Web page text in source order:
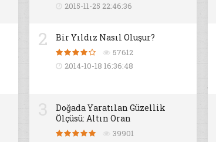
2015-11-25 22:46:36
2 Bir Yıldız Nasıl Oluşur?
57612
2014-10-18 16:36:48
Doğada Yaratılan Güzellik
Ölçüsü: Altın Oran
39901